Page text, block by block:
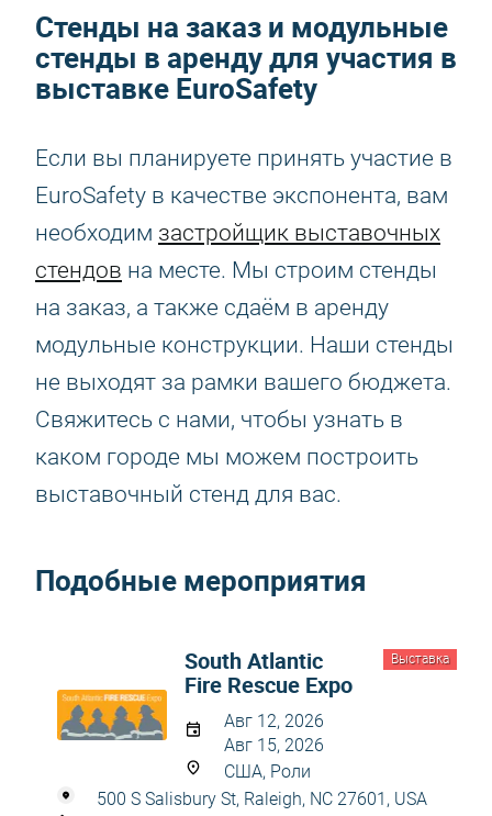
Стенды на заказ и модульные
стенды в аренду для участия в
выставке EuroSafety
Если вы планируете принять участие в
EuroSafety в качестве экспонента, вам
необходим застройщик выставочных
стендов на месте. Мы строим стенды
на заказ, а также сдаём в аренду
модульные конструкции. Наши стенды
не выходят за рамки вашего бюджета.
Свяжитесь с нами, чтобы узнать в
каком городе мы можем построить
выставочный стенд для вас.
Подобные мероприятия
Выставка
South Atlantic
Fire Rescue Expo
Авг 12, 2026
Авг 15, 2026
США, Роли
500 S Salisbury St, Raleigh, NC 27601, USA